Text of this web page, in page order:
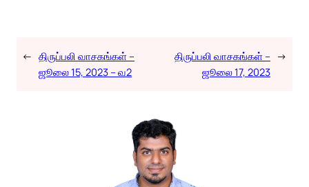
← திருப்பலி வாசகங்கள் –
ஜூலை 15, 2023 – வ2
திருப்பலி வாசகங்கள் –
ஜூலை 17, 2023
→